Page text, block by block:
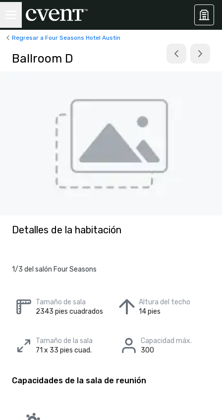
Regresar a Four Seasons Hotel Austin
Ballroom D
Detalles de la habitación
1/3 del salón Four Seasons
Tamaño de sala
2343 pies cuadrados
Altura del techo
14 pies
Tamaño de la sala
71 x 33 pies cuad.
Capacidad máx.
300
Capacidades de la sala de reunión